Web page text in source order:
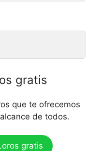
gratis
que te ofrecemos
de todos.
gratis